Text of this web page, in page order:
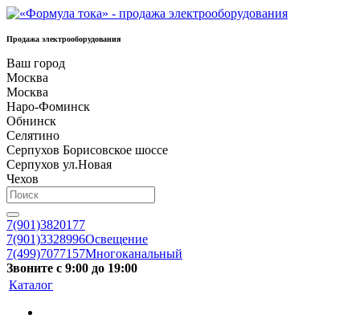
Продажа электрооборудования
Ваш город
Москва
Москва
Наро-Фоминск
Обнинск
Селятино
Серпухов Борисовское шоссе
Серпухов ул.Новая
Чехов
7(901)3820177
7(901)3328996Освещение
7(499)7077157Многоканальный
Звоните с 9:00 до 19:00
Каталог